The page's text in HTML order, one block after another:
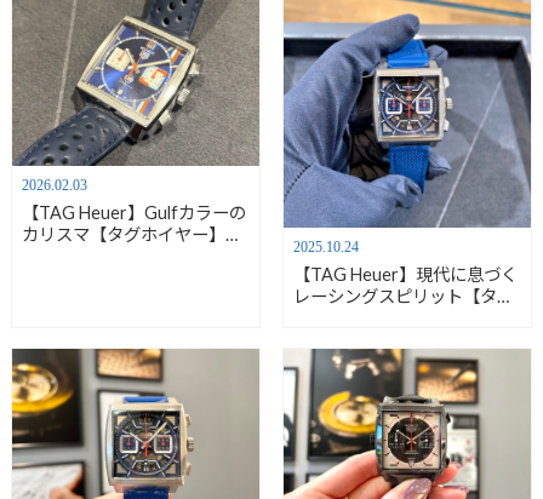
2026.02.03
【TAG Heuer】Gulfカラーの
カリスマ【タグホイヤー】
2025.10.24
【TAG Heuer】現代に息づく
レーシングスピリット【タグ